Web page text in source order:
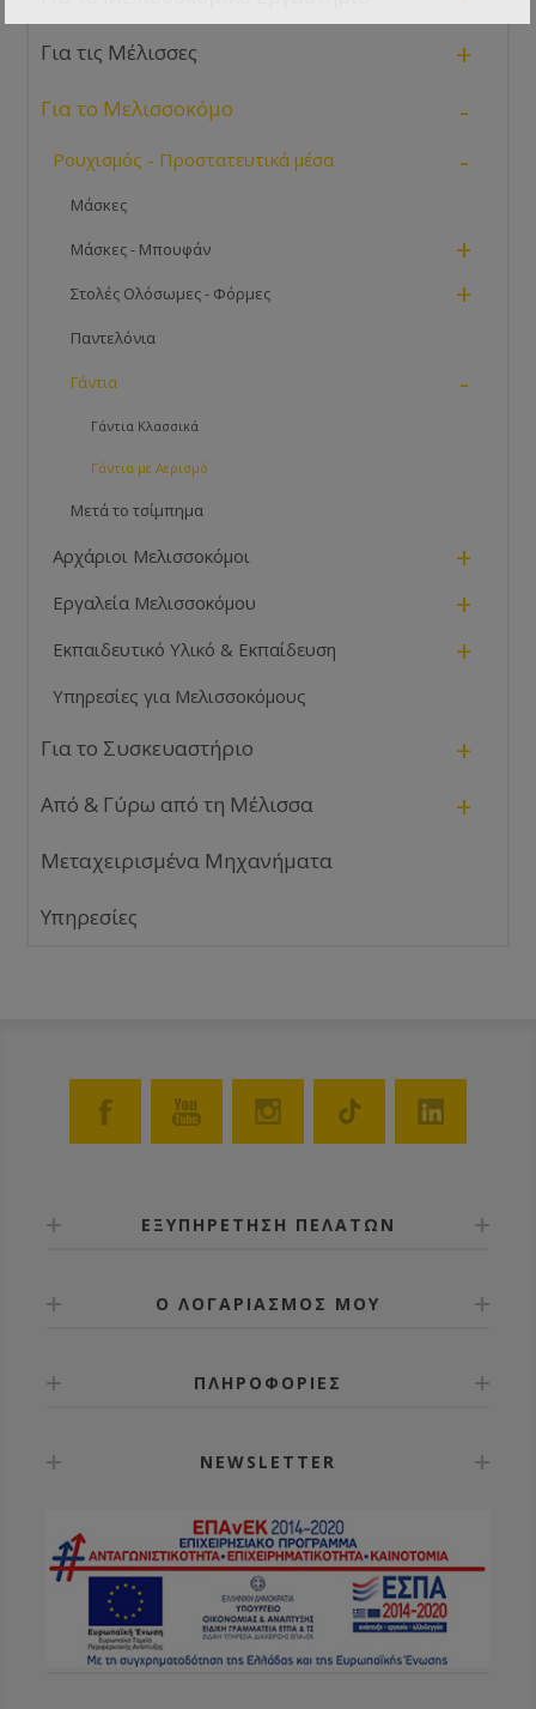
Για τις Μέλισσες +
Για το Μελισσοκόμο -
Ρουχισμός - Προστατευτικά μέσα -
Μάσκες
Μάσκες - Μπουφάν +
Στολές Ολόσωμες - Φόρμες +
Παντελόνια
Γάντια -
Γάντια Κλασσικά
Γάντια με Αερισμό
Μετά το τσίμπημα
Αρχάριοι Μελισσοκόμοι +
Εργαλεία Μελισσοκόμου +
Εκπαιδευτικό Υλικό & Εκπαίδευση +
Υπηρεσίες για Μελισσοκόμους
Για το Συσκευαστήριο +
Από & Γύρω από τη Μέλισσα +
Μεταχειρισμένα Μηχανήματα
Υπηρεσίες
ΕΞΥΠΗΡΕΤΗΣΗ ΠΕΛΑΤΩΝ
Ο ΛΟΓΑΡΙΑΣΜΟΣ ΜΟΥ
ΠΛΗΡΟΦΟΡΙΕΣ
NEWSLETTER